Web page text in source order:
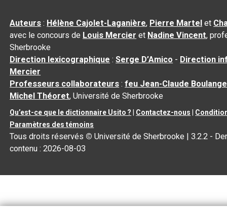
Auteurs : Hélène Cajolet-Laganière, Pierre Martel et
avec le concours de Louis Mercier et Nadine Vincent,
Sherbrooke
Direction lexicographique :Serge D’Amico - Direction
Mercier
Professeurs collaborateurs :feu Jean-Claude
Michel Théoret, Université de Sherbrooke
Qu’est-ce que le dictionnaire Usito ? Contactez-nous
Paramètres des témoins
Tous droits réservés © Université de Sherbrooke |3.2.2 -
contenu :2026-08-03